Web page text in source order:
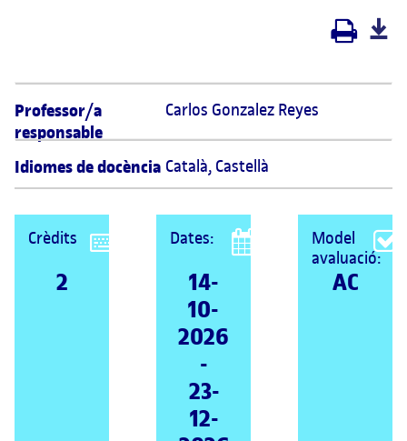
Professor/a
responsable
Carlos Gonzalez Reyes
Idiomes de docència Català, Castellà
Crèdits
2
Dates:
14-
10-
2026
-
23-
12-
Model
avaluació:
AC